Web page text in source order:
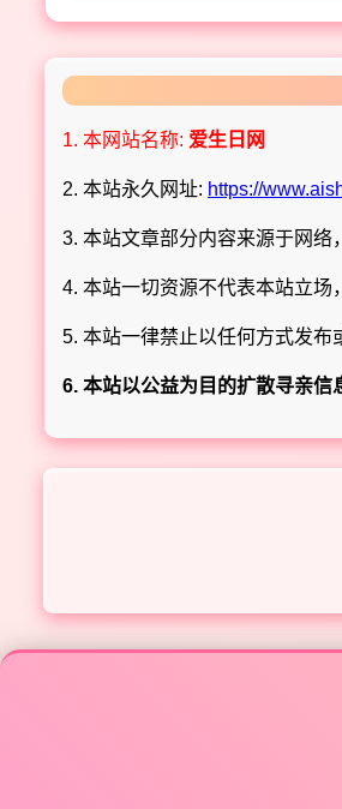
1. 本网站名称: 爱生日网
2. 本站永久网址: https://
3. 本站文章部分内容来源于网络
4. 本站一切资源不代表本站立场
5. 本站一律禁止以任何方式发
6. 本站以公益为目的扩散寻亲